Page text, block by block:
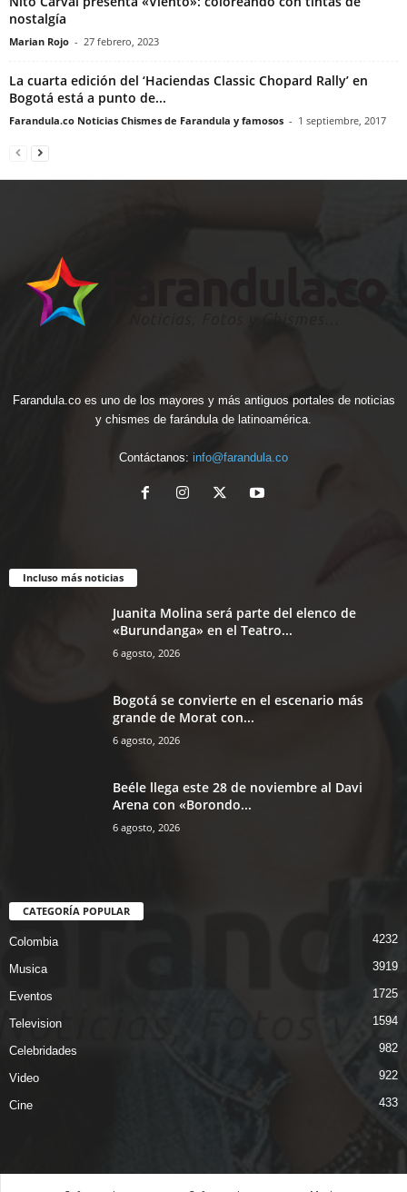
nostalgía
Marian Rojo - 27 febrero, 2023
La cuarta edición del ‘Haciendas Classic Chopard Rally’ en
Bogotá está a punto de...
Farandula.co Noticias Chismes de Farandula y famosos - 1 septiembre, 2017
Farandula.co es uno de los mayores y más antiguos portales de noticias
y chismes de farándula de latinoamérica.
Contáctanos: info@farandula.co
Incluso más noticias
Juanita Molina será parte del elenco de
«Burundanga» en el Teatro...
6 agosto, 2026
Bogotá se convierte en el escenario más
grande de Morat con...
6 agosto, 2026
Beéle llega este 28 de noviembre al Davi
Arena con «Borondo...
6 agosto, 2026
CATEGORÍA POPULAR
Colombia 4232
Musica 3919
Eventos 1725
Television 1594
Celebridades 982
Video 922
Cine 433